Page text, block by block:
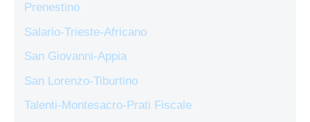
Prenestino
Salario-Trieste-Africano
San Giovanni-Appia
San Lorenzo-Tiburtino
Talenti-Montesacro-Prati Fiscale